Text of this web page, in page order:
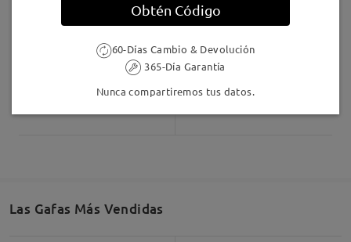
7,00 €
Las Gafas Más Vendidas
Obtén Código
60-Días Cambio & Devolución
365-Día Garantía
Nunca compartiremos tus datos.